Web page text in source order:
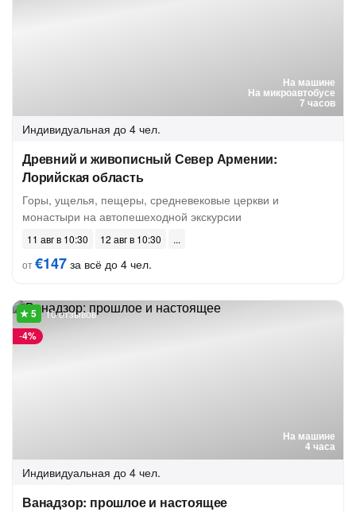
На машине
На микроавтобусе
7 часов
Индивидуальная до 4 чел.
Древний и живописный Север Армении:
Лорийская область
Горы, ущелья, пещеры, средневековые церкви и
монастыри на автопешеходной экскурсии
11 авг в 10:30
12 авг в 10:30
от€147 за всё до 4 чел.
На машине
4 часа
-4%
10 отзывов
Индивидуальная до 4 чел.
Ванадзор: прошлое и настоящее